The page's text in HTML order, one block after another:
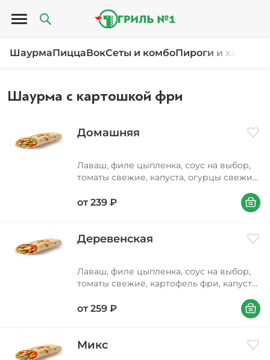
Открыть меню
ШаурмаПиццаВокСеты и комбоПироги и
Шаурма с картошкой фри
Домашняя
Лаваш, филе цыпленка, соус на выбор,
томаты свежие, капуста, огурцы свежие,
от 239 ₽ В
Деревенская
Лаваш, филе цыпленка, соус на выбор,
томаты свежие, картофель фри, капуста,
горчицы), морковь по-корейски, лук
от 259 ₽ В
Микс